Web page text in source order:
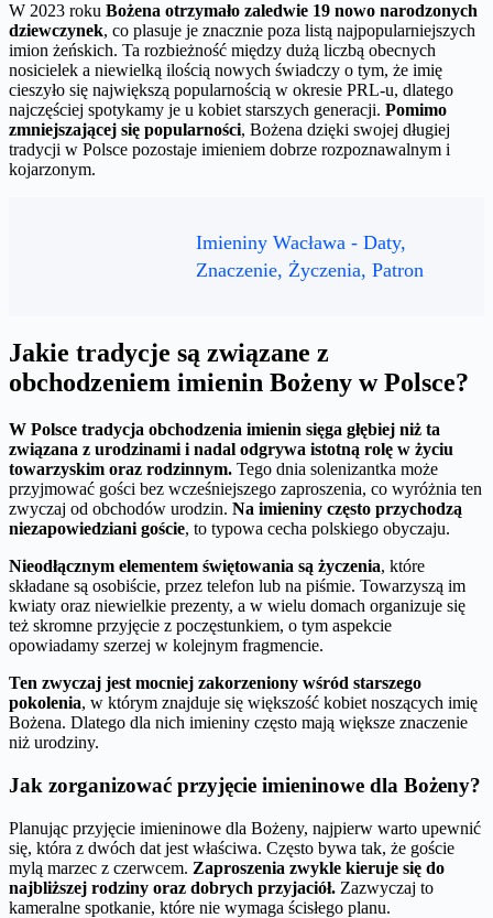
W 2023 roku Bożena otrzymało zaledwie 19 nowo narodzonych
dziewczynek, co plasuje je znacznie poza listą najpopularniejszych
imion żeńskich. Ta rozbieżność między dużą liczbą obecnych
nosicielek a niewielką ilością nowych świadczy o tym, że imię
cieszyło się największą popularnością w okresie PRL-u, dlatego
najczęściej spotykamy je u kobiet starszych generacji. Pomimo
zmniejszającej się popularności, Bożena dzięki swojej długiej
tradycji w Polsce pozostaje imieniem dobrze rozpoznawalnym i
kojarzonym.
Imieniny Wacława - Daty,
Znaczenie, Życzenia, Patron
Jakie tradycje są związane z
obchodzeniem imienin Bożeny w Polsce?
W Polsce tradycja obchodzenia imienin sięga głębiej niż ta
związana z urodzinami i nadal odgrywa istotną rolę w życiu
towarzyskim oraz rodzinnym. Tego dnia solenizantka może
przyjmować gości bez wcześniejszego zaproszenia, co wyróżnia ten
zwyczaj od obchodów urodzin. Na imieniny często przychodzą
niezapowiedziani goście, to typowa cecha polskiego obyczaju.
Nieodłącznym elementem świętowania są życzenia, które
składane są osobiście, przez telefon lub na piśmie. Towarzyszą im
kwiaty oraz niewielkie prezenty, a w wielu domach organizuje się
też skromne przyjęcie z poczęstunkiem, o tym aspekcie
opowiadamy szerzej w kolejnym fragmencie.
Ten zwyczaj jest mocniej zakorzeniony wśród starszego
pokolenia, w którym znajduje się większość kobiet noszących imię
Bożena. Dlatego dla nich imieniny często mają większe znaczenie
niż urodziny.
Jak zorganizować przyjęcie imieninowe dla Bożeny?
Planując przyjęcie imieninowe dla Bożeny, najpierw warto upewnić
się, która z dwóch dat jest właściwa. Często bywa tak, że goście
mylą marzec z czerwcem. Zaproszenia zwykle kieruje się do
najbliższej rodziny oraz dobrych przyjaciół. Zazwyczaj to
kameralne spotkanie, które nie wymaga ścisłego planu.